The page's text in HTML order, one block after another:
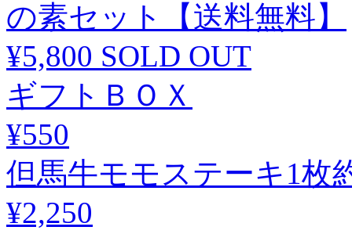
の素セット【送料無料】
¥5,800 SOLD OUT
ギフトＢＯＸ
¥550
但馬牛モモステーキ1枚
¥2,250